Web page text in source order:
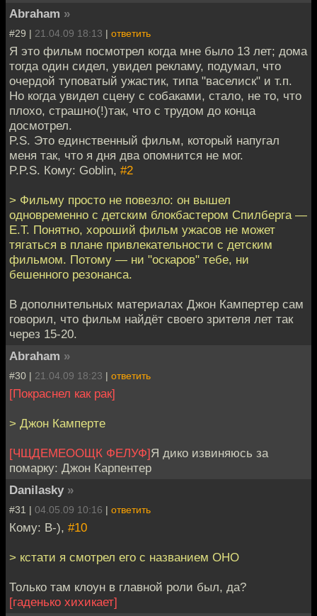
Abraham »
#29 | 21.04.09 18:13 | ответить
Я это фильм посмотрел когда мне было 13 лет; дома
тогда один сидел, увидел рекламу, подумал, что
очердой туповатый ужастик, типа "васелиск" и т.п.
Но когда увидел сцену с собаками, стало, не то, что
плохо, страшно(!)так, что с трудом до конца
досмотрел.
P.S. Это единственный фильм, который напугал
меня так, что я дня два опомнится не мог.
P.P.S. Кому: Goblin, #2
> Фильму просто не повезло: он вышел
одновременно с детским блокбастером Спилберга —
Е.Т. Понятно, хороший фильм ужасов не может
тягаться в плане привлекательности с детским
фильмом. Потому — ни "оскаров" тебе, ни
бешенного резонанса.
В дополнительных материалах Джон Кампертер сам
говорил, что фильм найдёт своего зрителя лет так
через 15-20.
Abraham »
#30 | 21.04.09 18:23 | ответить
[Покраснел как рак]
> Джон Камперте
[ЧЩДЕМЕООЩК ФЕЛУФ]Я дико извиняюсь за
помарку: Джон Карпентер
Danilasky »
#31 | 04.05.09 10:16 | ответить
Кому: B-), #10
> кстати я смотрел его с названием ОНО
Только там клоун в главной роли был, да?
[гаденько хихикает]